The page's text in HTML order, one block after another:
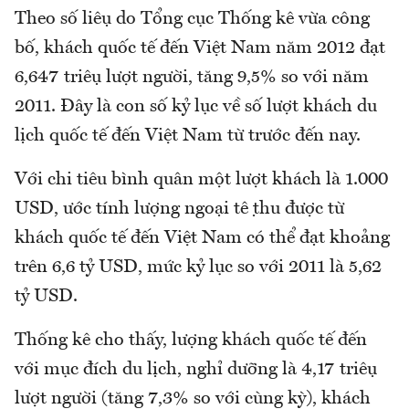
Theo số liệu do Tổng cục Thống kê vừa công
bố, khách quốc tế đến Việt Nam năm 2012 đạt
6,647 triệu lượt người, tăng 9,5% so với năm
2011. Đây là con số kỷ lục về số lượt khách du
lịch quốc tế đến Việt Nam từ trước đến nay.
Với chi tiêu bình quân một lượt khách là 1.000
USD, ước tính lượng ngoại tệ thu được từ
khách quốc tế đến Việt Nam có thể đạt khoảng
trên 6,6 tỷ USD, mức kỷ lục so với 2011 là 5,62
tỷ USD.
Thống kê cho thấy, lượng khách quốc tế đến
với mục đích du lịch, nghỉ dưỡng là 4,17 triệu
lượt người (tăng 7,3% so với cùng kỳ), khách